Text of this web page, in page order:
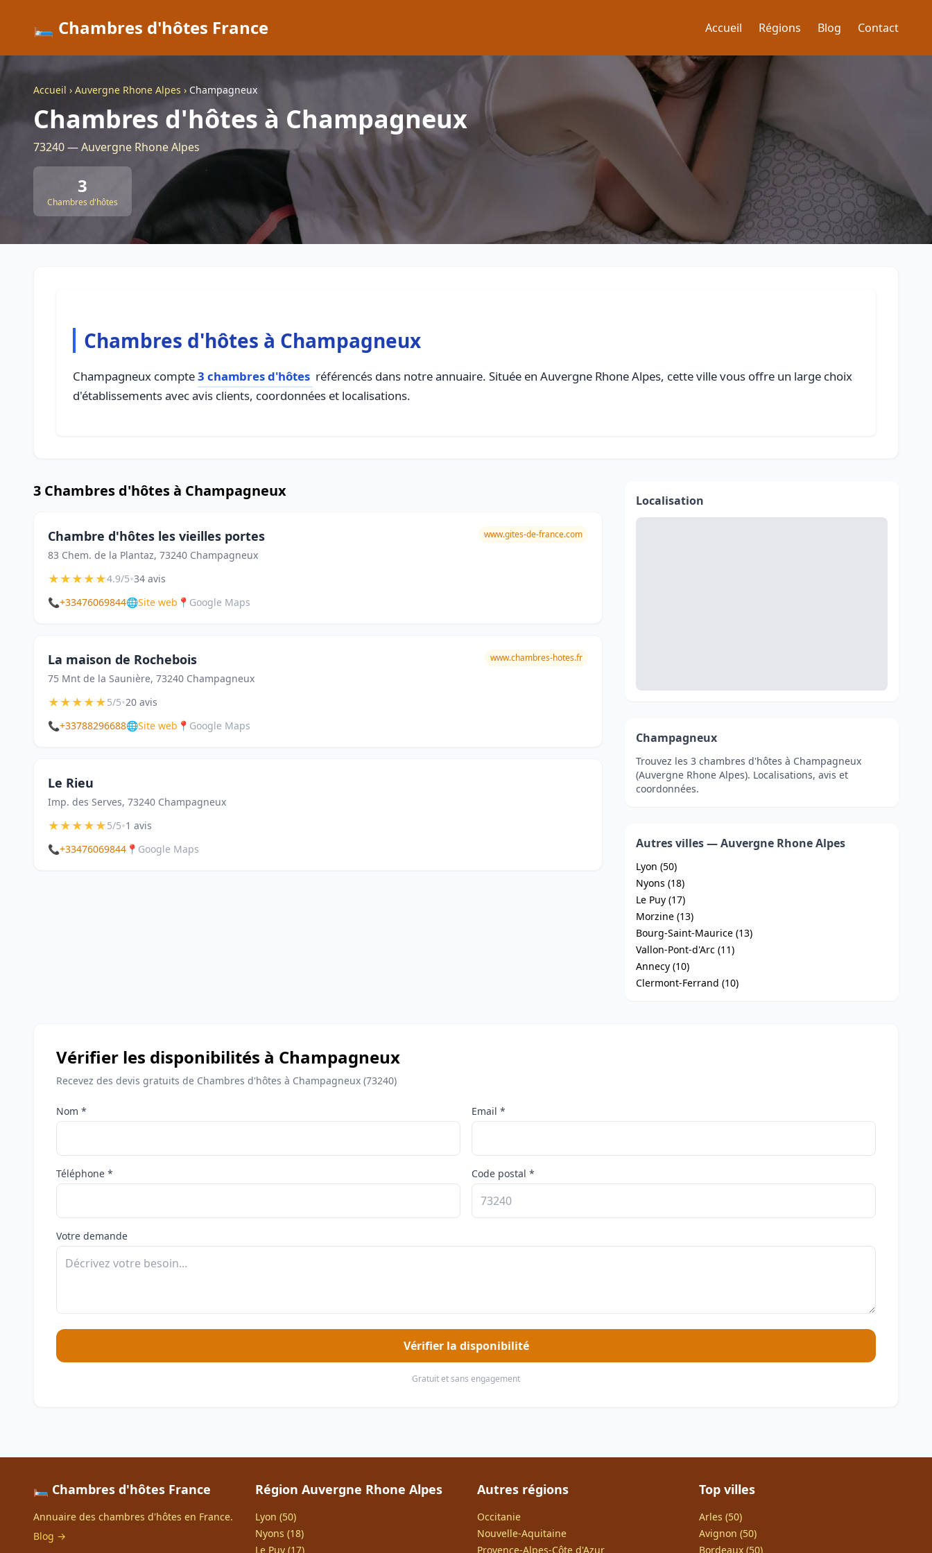
🛏️ Chambres d'hôtes France Accueil Régions Blog Contact
Accueil › Auvergne Rhone Alpes › Champagneux
Chambres d'hôtes à Champagneux
73240 — Auvergne Rhone Alpes
3
Chambres d'hôtes
Chambres d'hôtes à Champagneux
Champagneux compte3 chambres d'hôtes référencés dans notre annuaire. Située en Auvergne Rhone Alpes, cette ville vous offre un large choix
d'établissements avec avis clients, coordonnées et localisations.
3 Chambres d'hôtes à Champagneux
Chambre d'hôtes les vieilles portes
83 Chem. de la Plantaz, 73240 Champagneux
www.gites-de-france.com
★★★★★4.9/5•34 avis
📞+33476069844🌐Site web 📍 Google Maps
La maison de Rochebois
75 Mnt de la Saunière, 73240 Champagneux
www.chambres-hotes.fr
★★★★★5/5•20 avis
📞+33788296688🌐Site web 📍 Google Maps
Le Rieu
Imp. des Serves, 73240 Champagneux
★★★★★5/5•1 avis
📞+33476069844 📍 Google Maps
Localisation
Champagneux
Trouvez les 3 chambres d'hôtes à Champagneux
(Auvergne Rhone Alpes). Localisations, avis et
coordonnées.
Autres villes — Auvergne Rhone Alpes
Lyon (50)
Nyons (18)
Le Puy (17)
Morzine (13)
Bourg-Saint-Maurice (13)
Vallon-Pont-d'Arc (11)
Annecy (10)
Clermont-Ferrand (10)
Vérifier les disponibilités à Champagneux
Recevez des devis gratuits de Chambres d'hôtes à Champagneux (73240)
Nom * Email *
Téléphone * Code postal *
Votre demande
Vérifier la disponibilité
Gratuit et sans engagement
🛏️ Chambres d'hôtes France
Annuaire des chambres d'hôtes en France.
Blog →
Région Auvergne Rhone Alpes
Lyon (50)
Nyons (18)
Le Puy (17)
Autres régions
Occitanie
Nouvelle-Aquitaine
Provence-Alpes-Côte d'Azur
Top villes
Arles (50)
Avignon (50)
Bordeaux (50)